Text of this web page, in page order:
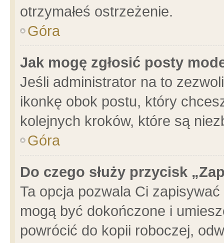
otrzymałeś ostrzeżenie.
Góra
Jak mogę zgłosić posty
Jeśli administrator na to
ikonkę obok postu, który
kolejnych kroków, które są
Góra
Do czego służy przycisk
Ta opcja pozwala Ci
mogą być dokończone i
powrócić do kopii roboczej,